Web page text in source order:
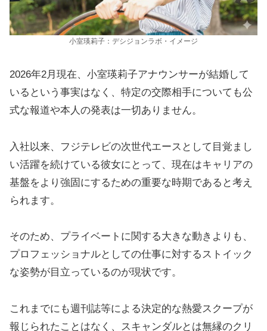
小室瑛莉子：デシジョンラボ・イメージ
2026年2月現在、小室瑛莉子アナウンサーが結婚して
いるという事実はなく、特定の交際相手についても公
式な報道や本人の発表は一切ありません。
入社以来、フジテレビの次世代エースとして目覚まし
い活躍を続けている彼女にとって、現在はキャリアの
基盤をより強固にするための重要な時期であると考え
られます。
そのため、プライベートに関する大きな動きよりも、
プロフェッショナルとしての仕事に対するストイック
な姿勢が目立っているのが現状です。
これまでにも週刊誌等による決定的な熱愛スクープが
報じられたことはなく、スキャンダルとは無縁のクリ